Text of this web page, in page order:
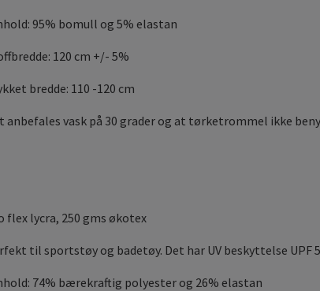
95% bomull og 5% elastan
120 cm +/- 5%
bredde: 110 -120 cm
anbefales vask på 30 grader og at tørketrommel ikke
flexlycra, 250 gms økotex
til sportstøy og badetøy. Det har UV beskyttelse UPF
74% bærekraftig polyester og 26% elastan